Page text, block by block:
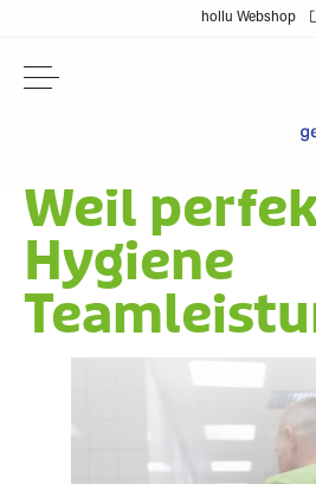
hollu Webshop
Weil
Hygiene